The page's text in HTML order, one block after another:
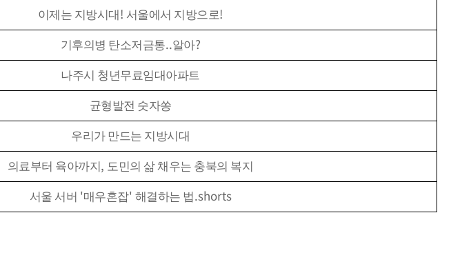
월간 지방시대
지방정부 정책 & 이슈
협의회 소식
이제는 지방시대 ! 서울에서 지방으로!
기후의병 탄소저금통..알아?
나주시 청년무료임대아파트
균형발전 숫자쏭
우리가 만드는 지방시대
의료부터 육아까지, 도민의 삶 채우는 충북의 복지
서울 서버 '매우혼잡' 해결하는 법.shorts